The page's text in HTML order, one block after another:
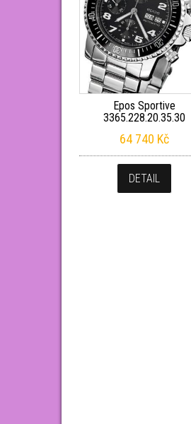
Epos Sportive
3365.228.20.35.30
64 740 Kč
DETAIL